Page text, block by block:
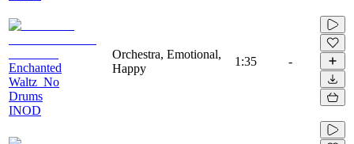
Enchanted
Waltz_No
Drums
INOD
Orchestra, Emotional,
Happy
1:35 -